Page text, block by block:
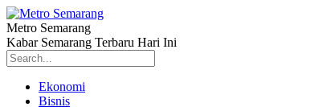
Metro Semarang
Kabar Semarang Terbaru Hari Ini
Ekonomi
Bisnis